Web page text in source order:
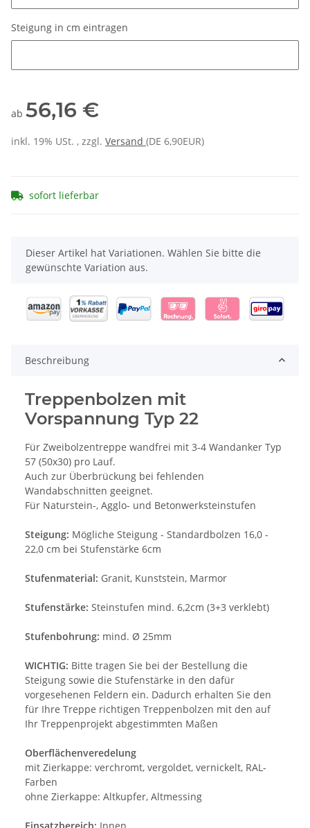
Steigung in cm eintragen
ab 56,16 €
inkl. 19% USt. , zzgl. Versand (DE 6,90EUR)
sofort lieferbar
x
Dieser Artikel hat Variationen. Wählen Sie bitte die
gewünschte Variation aus.
Beschreibung
Treppenbolzen mit
Vorspannung Typ 22
Für Zweibolzentreppe wandfrei mit 3-4 Wandanker Typ
57 (50x30) pro Lauf.
Auch zur Überbrückung bei fehlenden
Wandabschnitten geeignet.
Für Naturstein-, Agglo- und Betonwerksteinstufen
Steigung: Mögliche Steigung - Standardbolzen 16,0 -
22,0 cm bei Stufenstärke 6cm
Stufenmaterial: Granit, Kunststein, Marmor
Stufenstärke: Steinstufen mind. 6,2cm (3+3 verklebt)
Stufenbohrung: mind. Ø 25mm
WICHTIG: Bitte tragen Sie bei der Bestellung die
Steigung sowie die Stufenstärke in den dafür
vorgesehenen Feldern ein. Dadurch erhalten Sie den
für Ihre Treppe richtigen Treppenbolzen mit den auf
Ihr Treppenprojekt abgestimmten Maßen
Oberflächenveredelung
mit Zierkappe: verchromt, vergoldet, vernickelt, RAL-
Farben
ohne Zierkappe: Altkupfer, Altmessing